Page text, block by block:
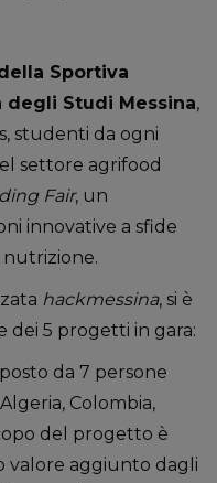
Sportiva
degli Studi Messina,
studenti da ogni
settore agrifood
Fair, un
innovative a sfide
hackmessina, si è
dei 5 progetti in gara:
da 7 persone
Colombia,
del progetto è
aggiunto dagli